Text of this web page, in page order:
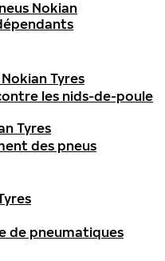
Nokian
Tyres
les nids-de-poule
Tyres
des pneus
de pneumatiques